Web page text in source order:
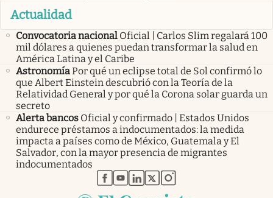
Actualidad
Convocatoria nacional Oficial | Carlos Slim regalará 100
mil dólares a quienes puedan transformar la salud en
América Latina y el Caribe
AstronomíaPor qué un eclipse total de Sol confirmó lo
que Albert Einstein descubrió con la Teoría de la
Relatividad General y por qué la Corona solar guarda un
secreto
Alerta bancos Oficial y confirmado | Estados Unidos
endurece préstamos a indocumentados: la medida
impacta a países como de México, Guatemala y El
Salvador, con la mayor presencia de migrantes
indocumentados
abre en nueva pestaña
abre en nueva pestaña
abre en nueva pestaña
abre en nueva pestaña
abre en nueva pestaña